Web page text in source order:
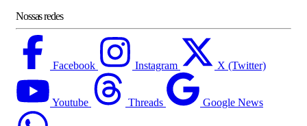
Nossas redes
Facebook Instagram X (Twitter)
Youtube Threads Google News